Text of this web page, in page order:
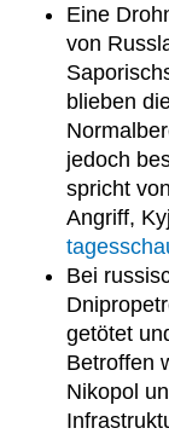
Eine
von
blieben
jedoch
spricht
Angriff,
Bei
getötet
Betroffen
Nikopol